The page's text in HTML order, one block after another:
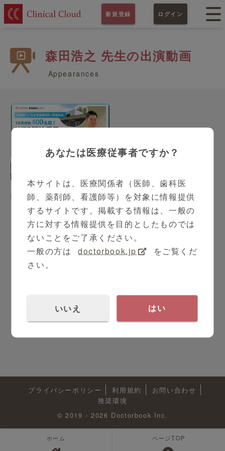
新規登録 ログイン
森田浩之 先生の出演動画
Appearances
29:28
【現地取材動画】1日 患者
数400名超を支えるWEB問
診運用と組織マネジメント
の秘訣 いろは耳鼻咽喉科
現地取材
プライバシーポリシー 利用規約
お問い合わせ
推奨環境
© 2019 - 2026 Doctorbook Inc.
ホーム ページTOP
あなたは医療従事者ですか？
本サイトは、医療関係者（医師、歯科医
師、薬剤師、看護師等）を対象に情報提供
するサイトです。掲載する情報は、一般の
方に対する情報提供を目的としたものでは
ないことをご了承ください。
一般の方は
doctorbook.jp
をご覧くだ
さい。
いいえ はい